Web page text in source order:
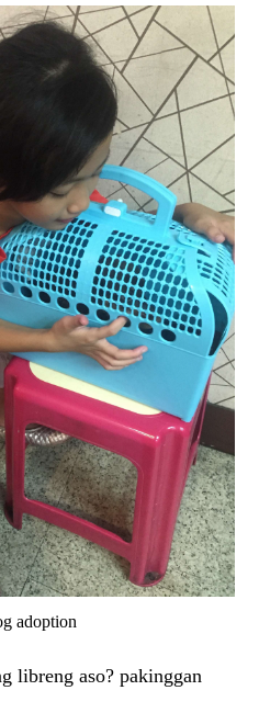
adoption
libreng aso? pakinggan